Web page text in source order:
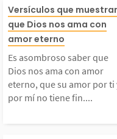
Dios nos
eterno,
por ti y
Versículos que
que Dios nos ama con
amor eterno
Es asombroso saber que
Dios nos ama con amor
eterno, que su amor por ti
por mí no tiene fin....